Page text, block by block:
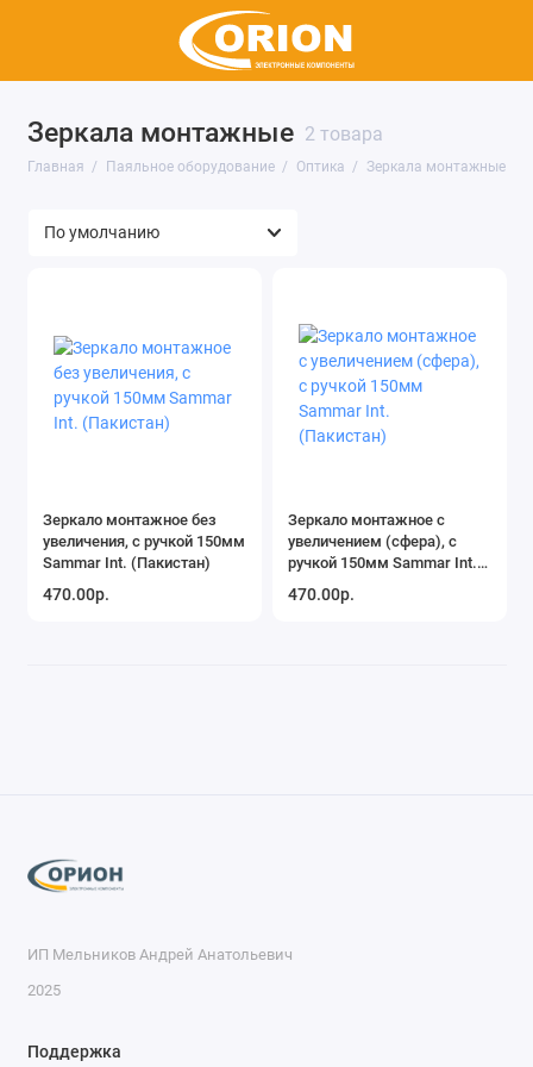
Зеркала монтажные 2 товара
Главная Паяльное оборудование Оптика Зеркала монтажные
Зеркало монтажное без
увеличения, с ручкой 150мм
Sammar Int. (Пакистан)
470.00р.
Зеркало монтажное с
увеличением (сфера), с
ручкой 150мм Sammar Int.
470.00р.
ИП Мельников Андрей Анатольевич
2025
Поддержка